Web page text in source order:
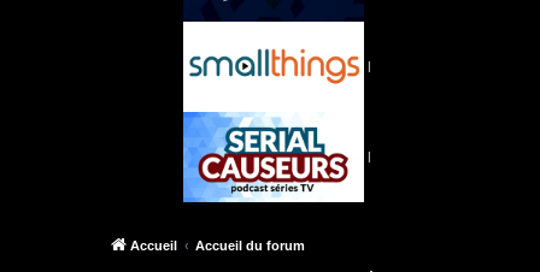
|
|
Accueil Accueil du forum